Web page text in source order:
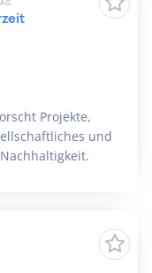
Projekte,
und